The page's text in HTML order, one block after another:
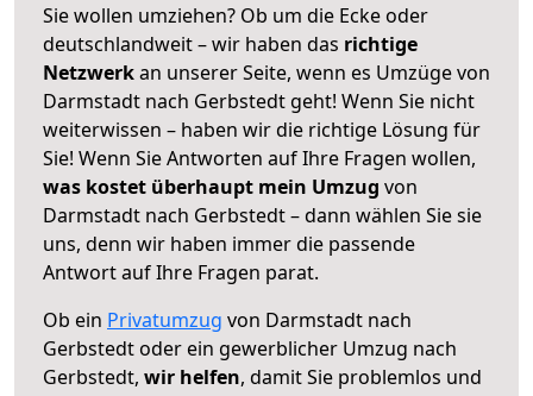
Sie wollen umziehen? Ob um die Ecke oder
deutschlandweit – wir haben das richtige
Netzwerkan unserer Seite, wenn es Umzüge von
Darmstadt nach Gerbstedt geht! Wenn Sie nicht
weiterwissen – haben wir die richtige Lösung für
Sie! Wenn Sie Antworten auf Ihre Fragen wollen,
was kostet überhaupt mein Umzug von
Darmstadt nach Gerbstedt – dann wählen Sie sie
uns, denn wir haben immer die passende
Antwort auf Ihre Fragen parat.
Ob ein Privatumzug von Darmstadt nach
Gerbstedt oder ein gewerblicher Umzug nach
Gerbstedt, wir helfen, damit Sie problemlos und